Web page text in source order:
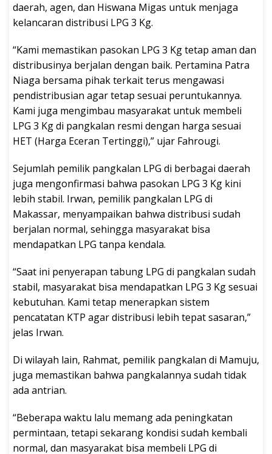
daerah, agen, dan Hiswana Migas untuk menjaga
kelancaran distribusi LPG 3 Kg.
“Kami memastikan pasokan LPG 3 Kg tetap aman dan
distribusinya berjalan dengan baik. Pertamina Patra
Niaga bersama pihak terkait terus mengawasi
pendistribusian agar tetap sesuai peruntukannya.
Kami juga mengimbau masyarakat untuk membeli
LPG 3 Kg di pangkalan resmi dengan harga sesuai
HET (Harga Eceran Tertinggi),” ujar Fahrougi.
Sejumlah pemilik pangkalan LPG di berbagai daerah
juga mengonfirmasi bahwa pasokan LPG 3 Kg kini
lebih stabil. Irwan, pemilik pangkalan LPG di
Makassar, menyampaikan bahwa distribusi sudah
berjalan normal, sehingga masyarakat bisa
mendapatkan LPG tanpa kendala.
“Saat ini penyerapan tabung LPG di pangkalan sudah
stabil, masyarakat bisa mendapatkan LPG 3 Kg sesuai
kebutuhan. Kami tetap menerapkan sistem
pencatatan KTP agar distribusi lebih tepat sasaran,”
jelas Irwan.
Di wilayah lain, Rahmat, pemilik pangkalan di Mamuju,
juga memastikan bahwa pangkalannya sudah tidak
ada antrian.
“Beberapa waktu lalu memang ada peningkatan
permintaan, tetapi sekarang kondisi sudah kembali
normal, dan masyarakat bisa membeli LPG di